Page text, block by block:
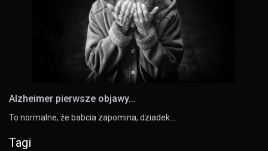
Alzheimer pierwsze objawy...
To normalne, że babcia zapomina, dziadek…
Tagi